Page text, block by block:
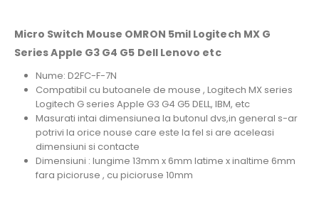
Micro Switch Mouse OMRON 5mil Logitech MX G
Series Apple G3 G4 G5 Dell Lenovo etc
Nume: D2FC-F-7N
Compatibil cu butoanele de mouse , Logitech MX series
Logitech G series Apple G3 G4 G5 DELL, IBM, etc
Masurati intai dimensiunea la butonul dvs,in general s-ar
potrivi la orice nouse care este la fel si are aceleasi
dimensiuni si contacte
Dimensiuni : lungime 13mm x 6mm latime x inaltime 6mm
fara picioruse , cu picioruse 10mm